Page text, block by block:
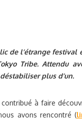
de l’étrange festival
Tribe. Attendu
plus d’un.
à faire
avons rencontré (